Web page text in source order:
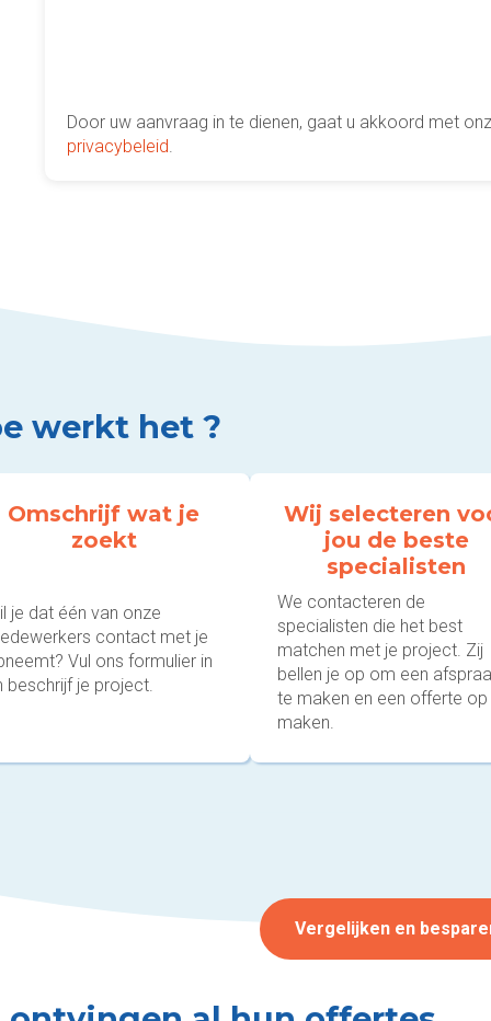
Door uw aanvraag in te dienen, gaat u akkoord met
privacybeleid.
werkt het ?
Omschrijf wat je
zoekt
je dat één van onze
contact met je
Vul ons formulier in
beschrijf je project.
Wij selecteren
jou de beste
specialisten
We contacteren de
specialisten die het best
matchen met je project. Zij
bellen je op om een
te maken en een offerte op
maken.
Vergelijken en